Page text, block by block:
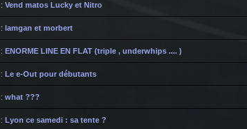
: Vend matos Lucky et Nitro
: lamgan et morbert
: ENORME LINE EN FLAT (triple , underwhips .... )
: Le e-Out pour débutants
: what ???
: Lyon ce samedi : sa tente ?